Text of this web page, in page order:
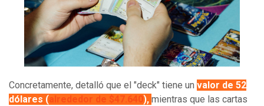
Concretamente, detalló que el "deck" tiene un valor de 52
dólares (alrededor de $47.640), mientras que las cartas